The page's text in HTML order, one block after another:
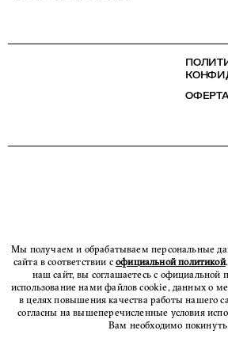
Мы получаем и обрабатываем персональные
сайта в соответствии софициальной политикой
наш сайт, вы соглашаетесь с официальной
использование нами файлов cookie, данных о
в целях повышения качества работы нашего
согласны на вышеперечисленные условия
Вам необходимо покинуть